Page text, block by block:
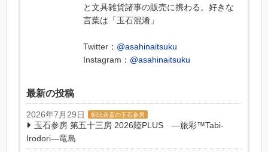
と文具雑貨諸事の販売に携わる。好きな
言葉は「玉石混淆」
Twitter： @asahinaitsuku
Instagram： @asahinaitsuku
最新の投稿
2026年7月29日 朝比奈斎の玉石参房
玉石参房 第五十三房 2026陸PLUS ―旅彩™Tabi-
Irodori―竜島